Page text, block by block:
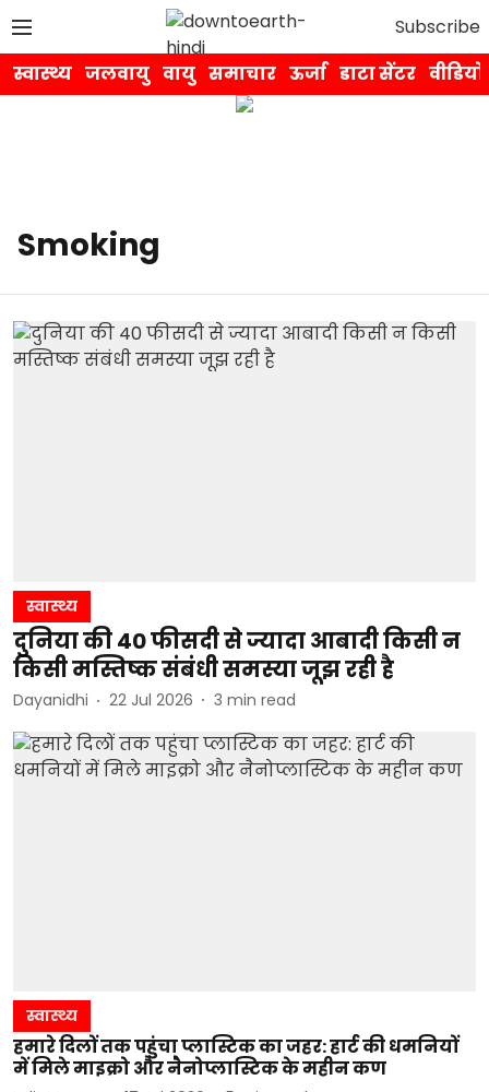
Subscribe
स्वास्थ्य जलवायु वायु समाचार ऊर्जा डाटा सेंटर वीडियो
Smoking
स्वास्थ्य
दुनिया की 40 फीसदी से ज्यादा आबादी किसी न
किसी मस्तिष्क संबंधी समस्या जूझ रही है
Dayanidhi 22 Jul 2026 3 min read
स्वास्थ्य
हमारे दिलों तक पहुंचा प्लास्टिक का जहर: हार्ट की धमनियों
में मिले माइक्रो और नैनोप्लास्टिक के महीन कण